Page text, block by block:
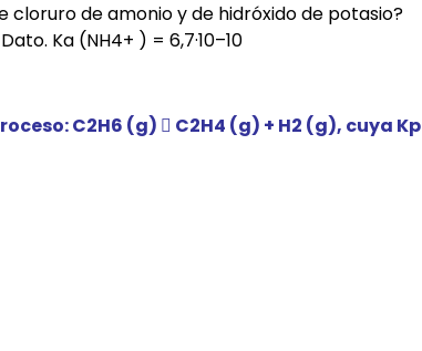
cloruro de amonio y de hidróxido de potasio?
Ka (NH4+ ) = 6,7·10–10
C2H6 (g)  C2H4 (g) + H2 (g), cuya Kp